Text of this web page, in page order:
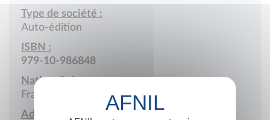
Type de société :
Auto-édition
ISBN :
979-10-986848
Nationalité :
France
Adresse :